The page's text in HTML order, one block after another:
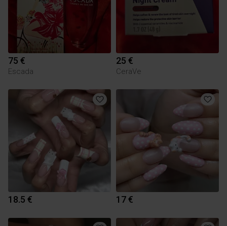
75 €
Escada
25 €
CeraVe
18.5 € 17 €